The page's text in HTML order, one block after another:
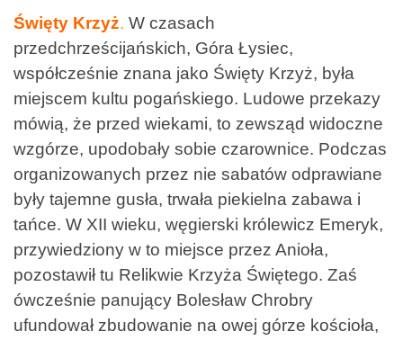
Święty Krzyż. W czasach
przedchrześcijańskich, Góra Łysiec,
współcześnie znana jako Święty Krzyż, była
miejscem kultu pogańskiego. Ludowe przekazy
mówią, że przed wiekami, to zewsząd widoczne
wzgórze, upodobały sobie czarownice. Podczas
organizowanych przez nie sabatów odprawiane
były tajemne gusła, trwała piekielna zabawa i
tańce. W XII wieku, węgierski królewicz Emeryk,
przywiedziony w to miejsce przez Anioła,
pozostawił tu Relikwie Krzyża Świętego. Zaś
ówcześnie panujący Bolesław Chrobry
ufundował zbudowanie na owej górze kościoła,